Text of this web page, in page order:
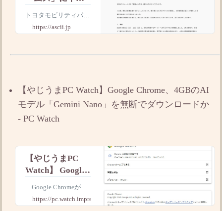
アクセス 個人
トヨタモビリティパー
ツは4月30日、同社の
サーバーが不正アクセ
「ジェームス」の顧客
https://ascii.jp
【やじうまPC Watch】Google Chrome、4GBのAI
モデル「Gemini Nano」を無断でダウンロードか
- PC Watch
【やじうまPC
Watch】 Google
Chrome、4GBの
AIモデル
「Gemini Nano」
Google Chromeが一
部環境において、容量
4GB程度のAIモデル
https://pc.watch.impress.co.jp